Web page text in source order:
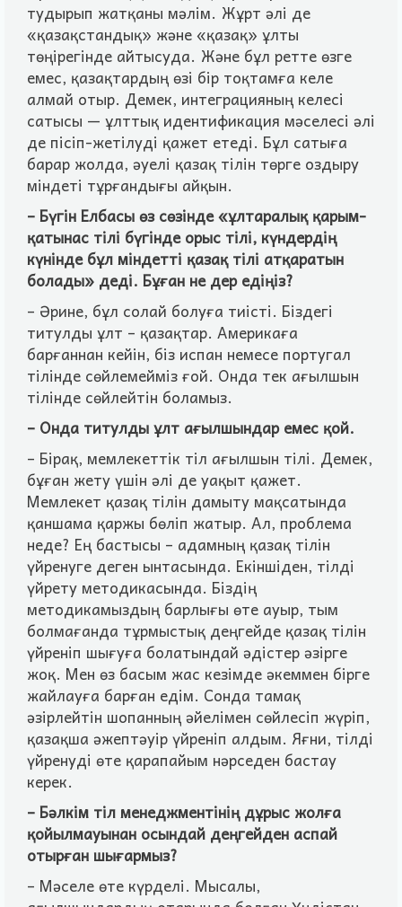
тудырып жатқаны мәлiм. Жұрт әлi де
«қазақстандық» және «қазақ» ұлты
төңiрегiнде айтысуда. Және бұл ретте өзге
емес, қазақтардың өзi бiр тоқтамға келе
алмай отыр. Демек, интеграцияның келесi
сатысы — ұлттық идентификация мәселесi әлi
де пiсiп-жетiлудi қажет етедi. Бұл сатыға
барар жолда, әуелi қазақ тiлiн төрге оздыру
мiндетi тұрғандығы айқын.
– Бүгiн Елбасы өз сөзiнде «ұлтаралық қарым-
қатынас тiлi бүгiнде орыс тiлi, күндердiң
күнiнде бұл мiндеттi қазақ тiлi атқаратын
болады» дедi. Бұған не дер едiңiз?
– Әрине, бұл солай болуға тиiстi. Бiздегi
титулды ұлт – қазақтар. Америкаға
барғаннан кейiн, бiз испан немесе португал
тiлiнде сөйлемеймiз ғой. Онда тек ағылшын
тiлiнде сөйлейтiн боламыз.
– Онда титулды ұлт ағылшындар емес қой.
– Бiрақ, мемлекеттiк тiл ағылшын тiлi. Демек,
бұған жету үшiн әлi де уақыт қажет.
Мемлекет қазақ тiлiн дамыту мақсатында
қаншама қаржы бөлiп жатыр. Ал, проблема
неде? Ең бастысы – адамның қазақ тiлiн
үйренуге деген ынтасында. Екiншiден, тiлдi
үйрету методикасында. Бiздiң
методикамыздың барлығы өте ауыр, тым
болмағанда тұрмыстық деңгейде қазақ тiлiн
үйренiп шығуға болатындай әдiстер әзiрге
жоқ. Мен өз басым жас кезiмде әкеммен бiрге
жайлауға барған едiм. Сонда тамақ
әзiрлейтiн шопанның әйелiмен сөйлесiп жүрiп,
қазақша әжептәуiр үйренiп алдым. Яғни, тiлдi
үйренудi өте қарапайым нәрседен бастау
керек.
– Бәлкiм тiл менеджментiнiң дұрыс жолға
қойылмауынан осындай деңгейден аспай
отырған шығармыз?
– Мәселе өте күрделi. Мысалы,